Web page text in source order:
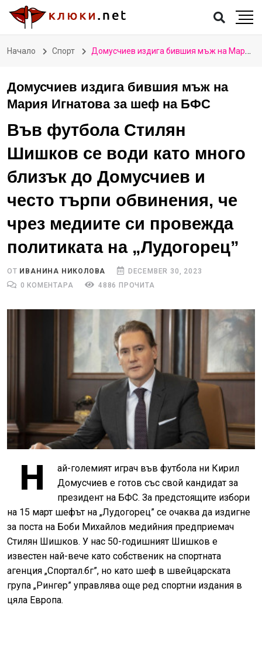
Начало Спорт Домусчиев издига бившия мъж на Мария Игнатова за шеф на БФС
Домусчиев издига бившия мъж на
Мария Игнатова за шеф на БФС
Във футбола Стилян
Шишков се води като много
близък до Домусчиев и
често търпи обвинения, че
чрез медиите си провежда
политиката на „Лудогорец”
ОТ ИВАНИНА НИКОЛОВА
DECEMBER 30, 2023
0 КОМЕНТАРА
4886 ПРОЧИТА
Н
ай-големият играч във футбола ни Кирил
Домусчиев е готов със свой кандидат за
президент на БФС. За предстоящите избори
на 15 март шефът на „Лудогорец” се очаква да издигне
за поста на Боби Михайлов медийния предприемач
Стилян Шишков. У нас 50-годишният Шишков е
известен най-вече като собственик на спортната
агенция „Спортал.бг”, но като шеф в швейцарската
група „Рингер” управлява още ред спортни издания в
цяла Европа.